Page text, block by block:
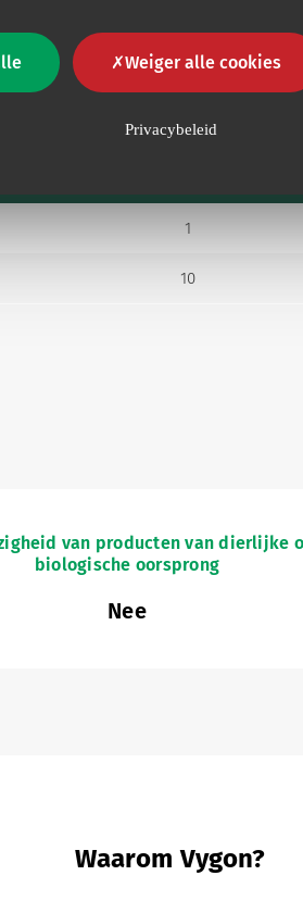
Weiger alle cookies
Privacybeleid
1
10
van producten van dierlijke
biologische oorsprong
Nee
Waarom Vygon?